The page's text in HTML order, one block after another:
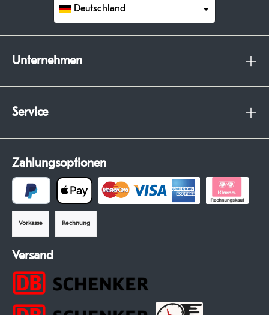
Deutschland
Unternehmen
Service
Zahlungsoptionen
Vorkasse Rechnung
Versand